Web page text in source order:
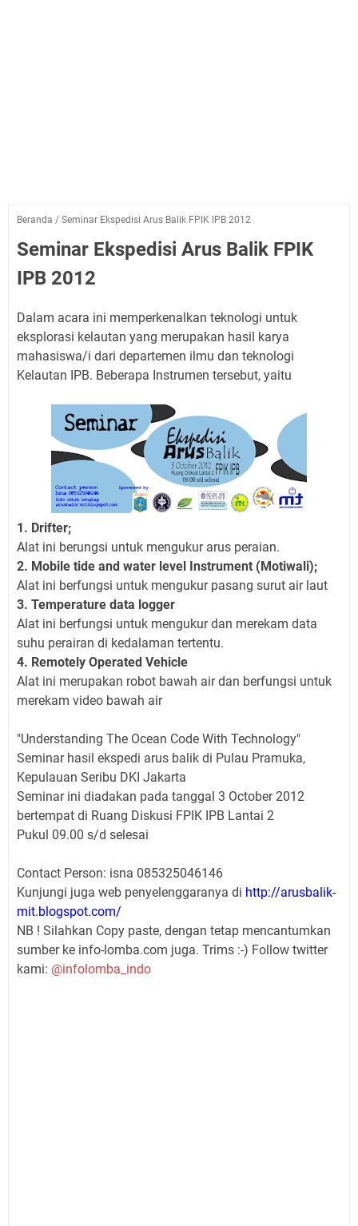
Beranda / Seminar Ekspedisi Arus Balik FPIK IPB 2012
Seminar Ekspedisi Arus Balik FPIK
IPB 2012
Dalam acara ini memperkenalkan teknologi untuk
eksplorasi kelautan yang merupakan hasil karya
mahasiswa/i dari departemen ilmu dan teknologi
Kelautan IPB. Beberapa Instrumen tersebut, yaitu
1. Drifter;
Alat ini berungsi untuk mengukur arus peraian.
2. Mobile tide and water level Instrument (Motiwali);
Alat ini berfungsi untuk mengukur pasang surut air laut
3. Temperature data logger
Alat ini berfungsi untuk mengukur dan merekam data
suhu perairan di kedalaman tertentu.
4. Remotely Operated Vehicle
Alat ini merupakan robot bawah air dan berfungsi untuk
merekam video bawah air
"Understanding The Ocean Code With Technology"
Seminar hasil ekspedi arus balik di Pulau Pramuka,
Kepulauan Seribu DKI Jakarta
Seminar ini diadakan pada tanggal 3 October 2012
bertempat di Ruang Diskusi FPIK IPB Lantai 2
Pukul 09.00 s/d selesai
Contact Person: isna 085325046146
Kunjungi juga web penyelenggaranya di http://arusbalik-
mit.blogspot.com/
NB ! Silahkan Copy paste, dengan tetap mencantumkan
sumber ke info-lomba.com juga. Trims :-) Follow twitter
kami: @infolomba_indo